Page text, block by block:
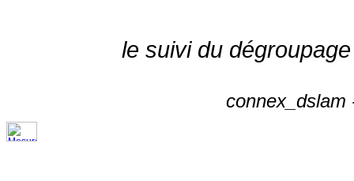
le suivi du
connex_dslam